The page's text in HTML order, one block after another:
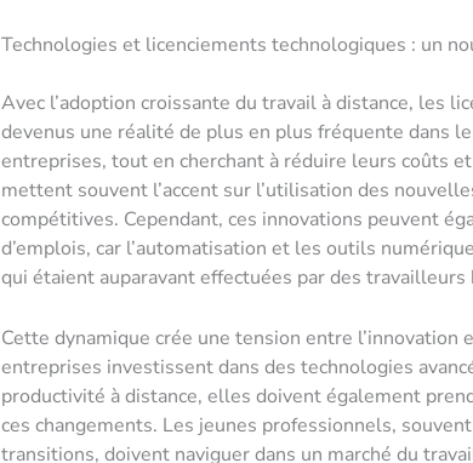
Technologies et licenciements technologiques : un
Avec l’adoption croissante du travail à distance, les
devenus une réalité de plus en plus fréquente dans
entreprises, tout en cherchant à réduire leurs coûts
mettent souvent l’accent sur l’utilisation des
compétitives. Cependant, ces innovations peuvent
d’emplois, car l’automatisation et les outils
qui étaient auparavant effectuées par des travailleurs
Cette dynamique crée une tension entre l’innovation
entreprises investissent dans des technologies
productivité à distance, elles doivent également
ces changements. Les jeunes professionnels,
transitions, doivent naviguer dans un marché du